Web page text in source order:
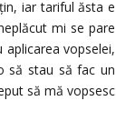
iar tariful ăsta e
mi se pare
vopselei,
să stau să fac un
să mă vopsesc